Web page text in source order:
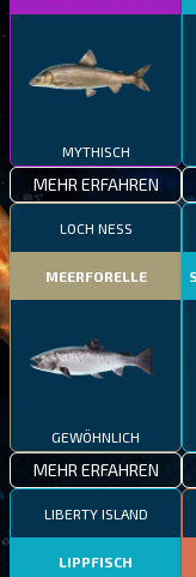
MYTHISCH
MEHR ERFAHREN
LOCH NESS
MEERFORELLE
GEWÖHNLICH
MEHR ERFAHREN
LIBERTY ISLAND
LIPPFISCH